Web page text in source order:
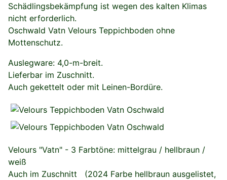
Schädlingsbekämpfung ist wegen des kalten Klimas
nicht erforderlich.
Oschwald Vatn Velours Teppichboden ohne
Mottenschutz.
Auslegware: 4,0-m-breit.
Lieferbar im Zuschnitt.
Auch gekettelt oder mit Leinen-Bordüre.
Velours "Vatn" - 3 Farbtöne: mittelgrau / hellbraun /
weiß
Auch im Zuschnitt (2024 Farbe hellbraun ausgelistet,